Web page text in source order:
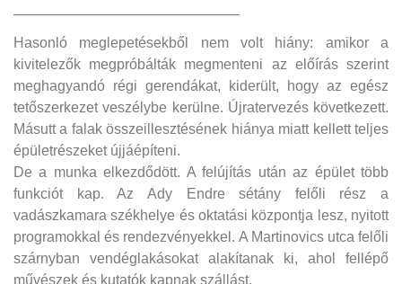
Hasonló meglepetésekből nem volt hiány: amikor a
kivitelezők megpróbálták megmenteni az előírás szerint
meghagyandó régi gerendákat, kiderült, hogy az egész
tetőszerkezet veszélybe kerülne. Újratervezés következett.
Másutt a falak összeillesztésének hiánya miatt kellett teljes
épületrészeket újjáépíteni.
De a munka elkezdődött. A felújítás után az épület több
funkciót kap. Az Ady Endre sétány felőli rész a
vadászkamara székhelye és oktatási központja lesz, nyitott
programokkal és rendezvényekkel. A Martinovics utca felőli
szárnyban vendéglakásokat alakítanak ki, ahol fellépő
művészek és kutatók kapnak szállást.